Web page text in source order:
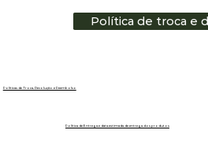
Política de Entrega e data estimada de entrega dos produtos
Políticas de Troca, Devolução e Reembolso
Política de troca e